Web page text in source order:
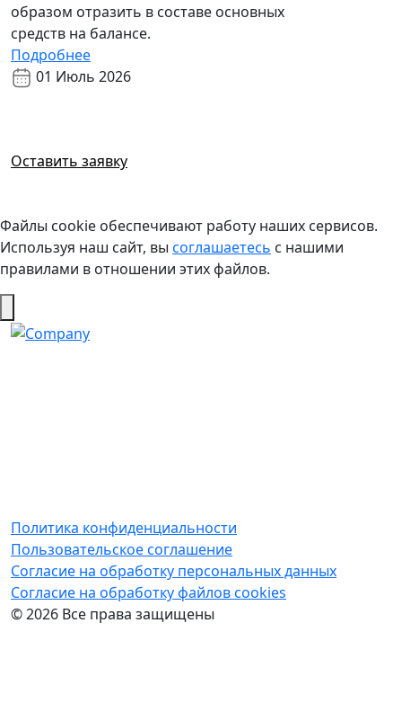
образом отразить в составе основных
средств на балансе.
Подробнее
01 Июль 2026
Оставить заявку
Файлы cookie обеспечивают работу наших сервисов.
Используя наш сайт, вы соглашаетесь с нашими
правилами в отношении этих файлов.
Политика конфиденциальности
Пользовательское соглашение
Согласие на обработку персональных данных
Cогласие на обработку файлов cookies
© 2026 Все права защищены